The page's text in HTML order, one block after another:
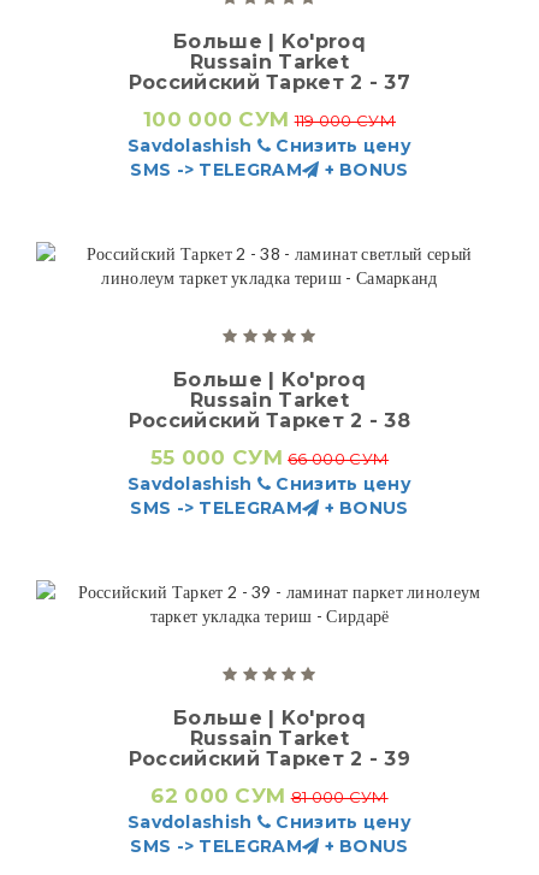
Больше | Ko'proq
Russain Tarket
Российский Таркет 2 - 37
100 000 СУМ 119 000 СУМ
Savdolashish
Снизить цену
SMS -> TELEGRAM
+ BONUS
Больше | Ko'proq
Russain Tarket
Российский Таркет 2 - 38
55 000 СУМ 66 000 СУМ
Savdolashish
Снизить цену
SMS -> TELEGRAM
+ BONUS
Больше | Ko'proq
Russain Tarket
Российский Таркет 2 - 39
62 000 СУМ 81 000 СУМ
Savdolashish
Снизить цену
SMS -> TELEGRAM
+ BONUS